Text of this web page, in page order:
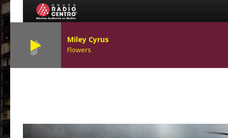
Miley Cyrus
Flowers